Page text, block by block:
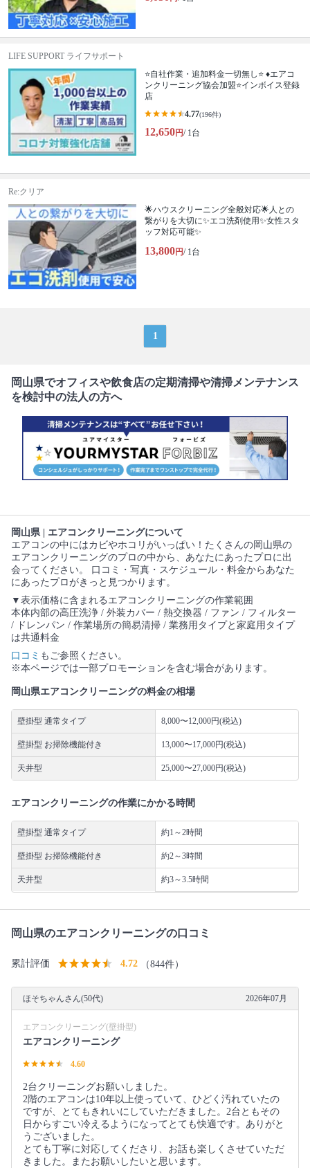
LIFE SUPPORT ライフサポート
⭐自社作業・追加料金一切無し⭐ ♦️エアコ
ンクリーニング協会加盟⭐️インボイス登録
店
4.77(196件)
12,650円/ 1台
Re:クリア
🌟ハウスクリーニング全般対応🌟人との
繋がりを大切に✨エコ洗剤使用✨女性スタ
ッフ対応可能✨
13,800円/ 1台
1
岡山県でオフィスや飲食店の定期清掃や清掃メンテナンス
を検討中の法人の方へ
岡山県 | エアコンクリーニングについて
エアコンの中にはカビやホコリがいっぱい！たくさんの岡山県の
エアコンクリーニングのプロの中から、あなたにあったプロに出
会ってください。 口コミ・写真・スケジュール・料金からあなた
にあったプロがきっと見つかります。
▼表示価格に含まれるエアコンクリーニングの作業範囲
本体内部の高圧洗浄 / 外装カバー / 熱交換器 / ファン / フィルター
/ ドレンパン / 作業場所の簡易清掃 / 業務用タイプと家庭用タイプ
は共通料金
口コミ もご参照ください。
※本ページでは一部プロモーションを含む場合があります。
岡山県エアコンクリーニングの料金の相場
壁掛型 通常タイプ 8,000〜12,000円(税込)
壁掛型 お掃除機能付き 13,000〜17,000円(税込)
天井型 25,000〜27,000円(税込)
エアコンクリーニングの作業にかかる時間
壁掛型 通常タイプ 約1～2時間
壁掛型 お掃除機能付き 約2～3時間
天井型 約3～3.5時間
岡山県のエアコンクリーニングの口コミ
累計評価 4.72 （844件）
ほそちゃんさん(50代) 2026年07月
エアコンクリーニング(壁掛型)
エアコンクリーニング
4.60
2台クリーニングお願いしました。
2階のエアコンは10年以上使っていて、ひどく汚れていたの
ですが、とてもきれいにしていただきました。2台ともその
日からすごい冷えるようになってとても快適です。ありがと
うございました。
とても丁寧に対応してくださり、お話も楽しくさせていただ
きました。またお願いしたいと思います。